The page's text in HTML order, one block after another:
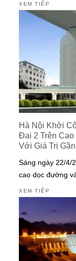
XEM TIẾP
Hà Nội Khởi
Đai 2 Trên
Với Giá Trị
Sáng ngày 22/4/
cao dọc đường
XEM TIẾP